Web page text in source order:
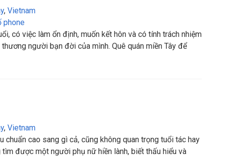
, Vietnam
phone
có việc làm ổn định, muốn kết hôn và có tính trách nhiệm
người bạn đời của mình. Quê quán miền Tây để
, Vietnam
chuẩn cao sang gì cả, cũng không quan trọng tuổi tác hay
tìm được một người phụ nữ hiền lành, biết thấu hiểu và